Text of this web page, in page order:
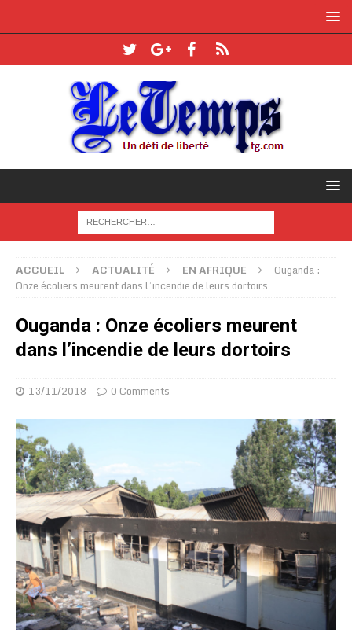
ACCUEIL ACTUALITÉ EN AFRIQUE
Ouganda :
Onze écoliers meurent dans l’incendie de leurs dortoirs
Ouganda : Onze écoliers meurent
dans l’incendie de leurs dortoirs
13/11/2018 0 Comments